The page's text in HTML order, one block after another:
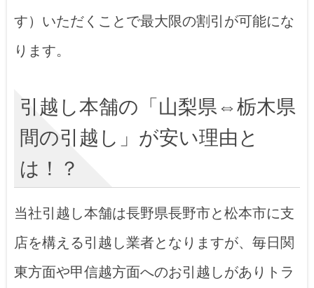
す）いただくことで最大限の割引が可能にな
ります。
引越し本舗の「山梨県⇔栃木県
間の引越し」が安い理由と
は！？
当社引越し本舗は長野県長野市と松本市に支
店を構える引越し業者となりますが、毎日関
東方面や甲信越方面へのお引越しがありトラ